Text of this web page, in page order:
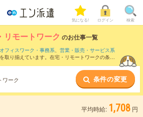
気になる! ログイン 検索
リモートワーク のお仕事一覧
オフィスワーク・事務系、 営業・販売・サービス系
取り揃えています。在宅・リモートワークの条件
ワーク 条件の変更
平均時給: 1,708 円